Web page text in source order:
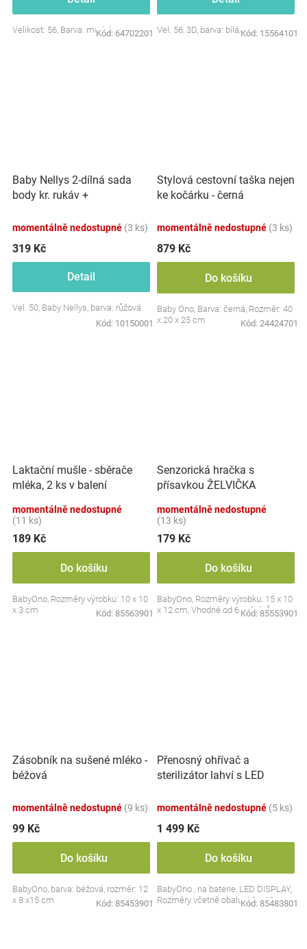
Velikost: 56, Barva: modrá
Kód: 64702201 Vel. 56, 3D, barva: bílá/smetana
Kód: 15564101
Baby Nellys 2-dílná sada
body kr. rukáv +
Little Star
momentálně nedostupné (3 ks)
319 Kč
Detail
Vel. 50, Baby Nellys, barva: růžová
Kód: 10150001
Stylová cestovní taška nejen
ke kočárku - černá
momentálně nedostupné (3 ks)
879 Kč
Do košíku
Baby Ono, Barva: černá, Rozměr: 40
x 20 x 25 cm
Kód: 24424701
Laktační mušle - sběrače
mléka, 2 ks v balení
momentálně nedostupné
(11 ks)
189 Kč
Do košíku
BabyOno, Rozměry výrobku: 10 x 10
x 3 cm
Kód: 85563901
Senzorická hračka s
přísavkou ŽELVIČKA
momentálně nedostupné
(13 ks)
179 Kč
Do košíku
BabyOno, Rozměry výrobku: 15 x 10
x 12 cm, Vhodné od 6 měsíců
Kód: 85553901
Zásobník na sušené mléko -
béžová
momentálně nedostupné (9 ks)
99 Kč
Do košíku
BabyOno, barva: béžová, rozměr: 12
x 8 x15 cm
Kód: 85453901
Přenosný ohřívač a
sterilizátor lahví s LED
momentálně nedostupné (5 ks)
1 499 Kč
Do košíku
BabyOno , na baterie, LED DISPLAY,
Rozměry včetně obalu: 19 x 13 cm.
Kód: 85483801